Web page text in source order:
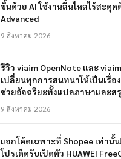
ขึ้นด้วย AI ใช้งานลื่นไหลไร้สะดุด
Advanced
9 สิงหาคม 2026
รีวิว viaim OpenNote และ
เปลี่ยนทุกการสนทนาให้เป็นเรื่อ
ช่วยอัจฉริยะทั้งแปลภาษาและส
9 สิงหาคม 2026
แจกโค้ดเฉพาะที่ Shopee เท่านั้
โปรเด็ดรับเปิดตัว HUAWEI